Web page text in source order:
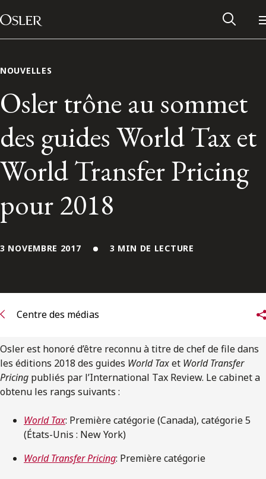
Passer au contenu
Main Navigation
Contactez-nous
S’abonner aux articles Osler
S’abonner
NOUVELLES
Osler trône au sommet
des guides World Tax et
World Transfer Pricing
pour 2018
3 NOVEMBRE 2017 3 MIN DE LECTURE
Centre des médias
Osler est honoré d’être reconnu à titre de chef de file dans
les éditions 2018 des guides World Taxet World Transfer
Pricing publiés par l’International Tax Review. Le cabinet a
obtenu les rangs suivants :
World Tax: Première catégorie (Canada), catégorie 5
(États-Unis : New York)
World Transfer Pricing: Première catégorie